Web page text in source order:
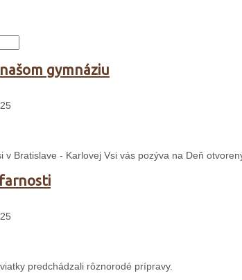
gymnáziu
v Bratislave - Karlovej Vsi vás pozýva na Deň
predchádzali rôznorodé prípravy.